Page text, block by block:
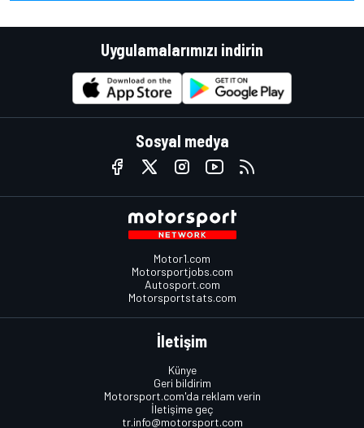
Uygulamalarımızı indirin
Sosyal medya
Motor1.com
Motorsportjobs.com
Autosport.com
Motorsportstats.com
İletişim
Künye
Geri bildirim
Motorsport.com'da reklam verin
İletişime geç
tr.info@motorsport.com